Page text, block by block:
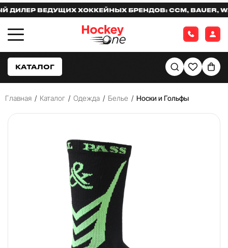
ВЕДУЩИХ ХОККЕЙНЫХ БРЕНДОВ: CCM, BAUER,
КАТАЛОГ
Главная / Каталог / Одежда / Белье / Носки и Гольфы